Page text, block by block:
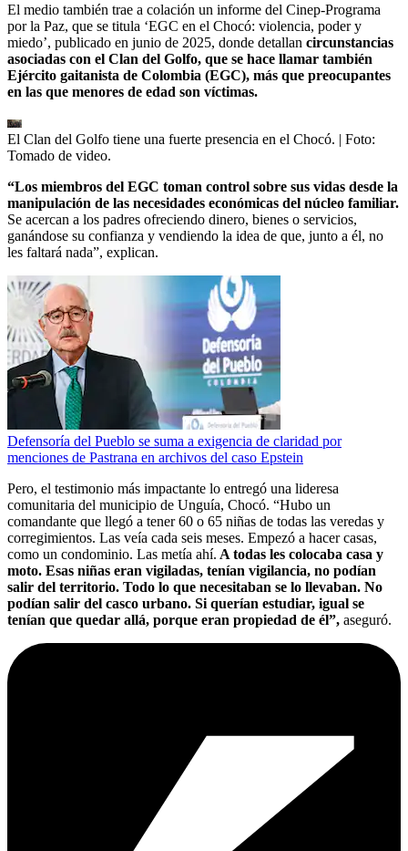
El medio también trae a colación un informe del Cinep-Programa
por la Paz, que se titula ‘EGC en el Chocó: violencia, poder y
miedo’, publicado en junio de 2025, donde detallan circunstancias
asociadas con el Clan del Golfo, que se hace llamar también
Ejército gaitanista de Colombia (EGC), más que preocupantes
en las que menores de edad son víctimas.
El Clan del Golfo tiene una fuerte presencia en el Chocó. | Foto:
Tomado de video.
“Los miembros del EGC toman control sobre sus vidas desde la
manipulación de las necesidades económicas del núcleo familiar.
Se acercan a los padres ofreciendo dinero, bienes o servicios,
ganándose su confianza y vendiendo la idea de que, junto a él, no
les faltará nada”, explican.
Defensoría del Pueblo se suma a exigencia de claridad por
menciones de Pastrana en archivos del caso Epstein
Pero, el testimonio más impactante lo entregó una lideresa
comunitaria del municipio de Unguía, Chocó. “Hubo un
comandante que llegó a tener 60 o 65 niñas de todas las veredas y
corregimientos. Las veía cada seis meses. Empezó a hacer casas,
como un condominio. Las metía ahí. A todas les colocaba casa y
moto. Esas niñas eran vigiladas, tenían vigilancia, no podían
salir del territorio. Todo lo que necesitaban se lo llevaban. No
podían salir del casco urbano. Si querían estudiar, igual se
tenían que quedar allá, porque eran propiedad de él”, aseguró.